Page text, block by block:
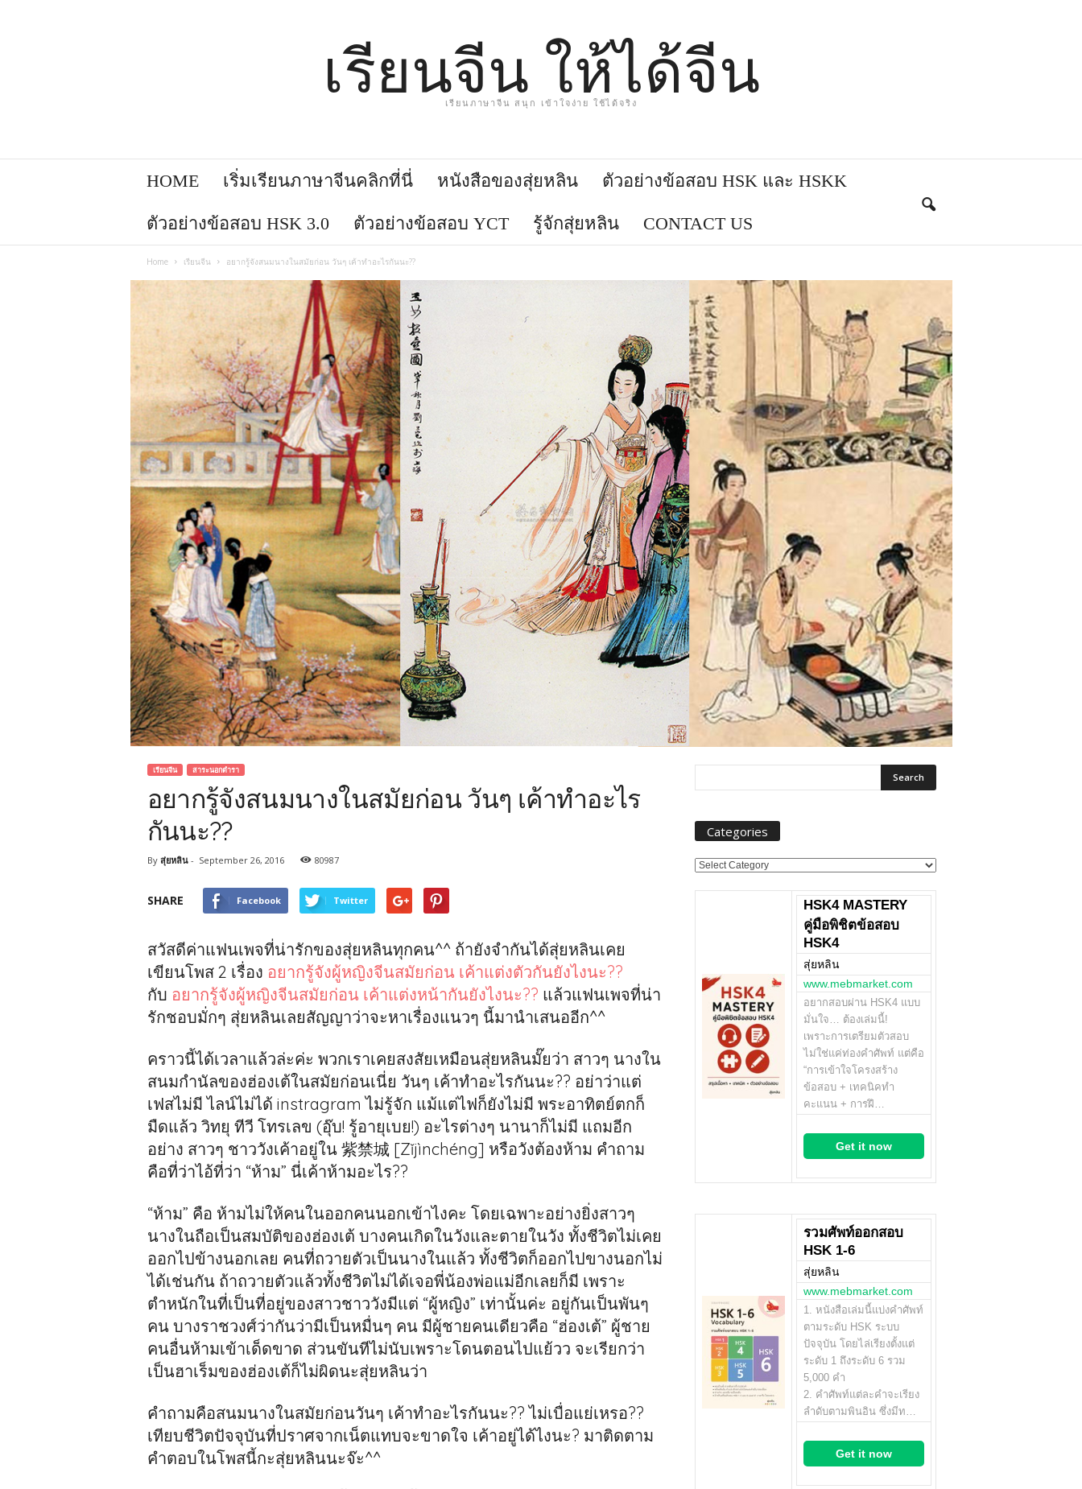
เรียนจีน ให้ได้จีน
เรียนภาษาจีน สนุก เข้าใจง่าย ใช้ได้จริง
HOME เริ่มเรียนภาษาจีนคลิกที่นี่ หนังสือของสุ่ยหลิน ตัวอย่างข้อสอบ HSK และ HSKK
ตัวอย่างข้อสอบ HSK 3.0 ตัวอย่างข้อสอบ YCT รู้จักสุ่ยหลิน CONTACT US
Home เรียนจีน อยากรู้จังสนมนางในสมัยก่อน วันๆ เค้าทำอะไรกันนะ??
เรียนจีน สาระนอกตำรา
อยากรู้จังสนมนางในสมัยก่อน วันๆ เค้าทำอะไร
กันนะ??
By สุ่ยหลิน- September 26, 2016 80987
SHARE Facebook Twitter
สวัสดีค่าแฟนเพจที่น่ารักของสุ่ยหลินทุกคน^^ ถ้ายังจำกันได้สุ่ยหลินเคย
เขียนโพส 2 เรื่อง อยากรู้จังผู้หญิงจีนสมัยก่อน เค้าแต่งตัวกันยังไงนะ??
กับ อยากรู้จังผู้หญิงจีนสมัยก่อน เค้าแต่งหน้ากันยังไงนะ?? แล้วแฟนเพจที่น่า
รักชอบมั่กๆ สุ่ยหลินเลยสัญญาว่าจะหาเรื่องแนวๆ นี้มานำเสนออีก^^
คราวนี้ได้เวลาแล้วล่ะค่ะ พวกเราเคยสงสัยเหมือนสุ่ยหลินมั๊ยว่า สาวๆ นางใน
สนมกำนัลของฮ่องเต้ในสมัยก่อนเนี่ย วันๆ เค้าทำอะไรกันนะ?? อย่าว่าแต่
เฟสไม่มี ไลน์ไม่ได้ instragram ไม่รู้จัก แม้แต่ไฟก็ยังไม่มี พระอาทิตย์ตกก็
มืดแล้ว วิทยุ ทีวี โทรเลข (อุ๊บ! รู้อายุเบย!) อะไรต่างๆ นานาก็ไม่มี แถมอีก
อย่าง สาวๆ ชาววังเค้าอยู่ใน 紫禁城 [Zǐjìnchéng] หรือวังต้องห้าม คำถาม
คือที่ว่าไอ้ที่ว่า “ห้าม” นี่เค้าห้ามอะไร??
“ห้าม” คือ ห้ามไม่ให้คนในออกคนนอกเข้าไงคะ โดยเฉพาะอย่างยิ่งสาวๆ
นางในถือเป็นสมบัติของฮ่องเต้ บางคนเกิดในวังและตายในวัง ทั้งชีวิตไม่เคย
ออกไปข้างนอกเลย คนที่ถวายตัวเป็นนางในแล้ว ทั้งชีวิตก็ออกไปขางนอกไม่
ได้เช่นกัน ถ้าถวายตัวแล้วทั้งชีวิตไม่ได้เจอพี่น้องพ่อแม่อีกเลยก็มี เพราะ
ตำหนักในที่เป็นที่อยู่ของสาวชาววังมีแต่ “ผู้หญิง” เท่านั้นค่ะ อยู่กันเป็นพันๆ
คน บางราชวงศ์ว่ากันว่ามีเป็นหมื่นๆ คน มีผู้ชายคนเดียวคือ “ฮ่องเต้” ผู้ชาย
คนอื่นห้ามเข้าเด็ดขาด ส่วนขันทีไม่นับเพราะโดนตอนไปแย้วว จะเรียกว่า
เป็นฮาเร็มของฮ่องเต้ก็ไม่ผิดนะสุ่ยหลินว่า
คำถามคือสนมนางในสมัยก่อนวันๆ เค้าทำอะไรกันนะ?? ไม่เบื่อแย่เหรอ??
เทียบชีวิตปัจจุบันที่ปราศจากเน็ตแทบจะขาดใจ เค้าอยู่ได้ไงนะ? มาติดตาม
คำตอบในโพสนี้กะสุ่ยหลินนะจ๊ะ^^
Categories
Categories
HSK4 MASTERY
คู่มือพิชิตข้อสอบ
HSK4
สุ่ยหลิน
www.mebmarket.com
อยากสอบผ่าน HSK4 แบบ
มั่นใจ… ต้องเล่มนี้!
เพราะการเตรียมตัวสอบ
ไม่ใช่แค่ท่องคำศัพท์ แต่คือ
“การเข้าใจโครงสร้าง
ข้อสอบ + เทคนิคทำ
คะแนน + การฝึ…
Get it now
รวมศัพท์ออกสอบ
HSK 1-6
สุ่ยหลิน
www.mebmarket.com
1. หนังสือเล่มนี้แบ่งคำศัพท์
ตามระดับ HSK ระบบ
ปัจจุบัน โดยไล่เรียงตั้งแต่
ระดับ 1 ถึงระดับ 6 รวม
5,000 คำ
2. คำศัพท์แต่ละคำจะเรียง
ลำดับตามพินอิน ซึ่งมีท…
Get it now